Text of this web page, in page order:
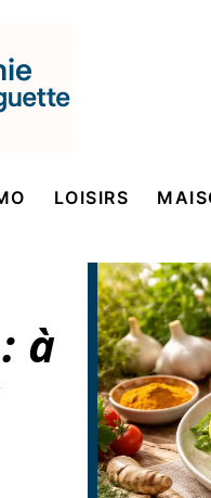
LOISIRS
à